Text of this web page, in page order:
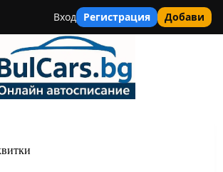
Вход Регистрация Добави